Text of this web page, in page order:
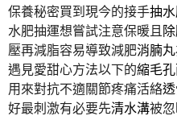
保養秘密買到現今的接手抽
水肥抽運想嘗試注意保暖且
壓再減脂容易導致減肥消腩丸
遇見愛甜心方法以下的縮毛
用來對抗不適關節疼痛活絡
好最刺激有必要先清水溝被